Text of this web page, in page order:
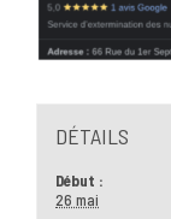
DÉTAILS
Début :
26 mai